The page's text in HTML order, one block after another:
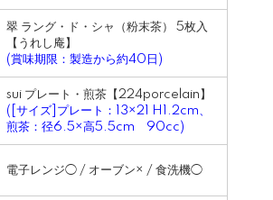
翠 ラング・ド・シャ（粉末茶） 5枚入
【うれし庵】
(賞味期限：製造から約40日)
sui プレート・煎茶【224porcelain】
([サイズ]プレート：13×21 H1.2cm、
煎茶：径6.5×高5.5cm 90cc)
電子レンジ◯ / オーブン× / 食洗機◯